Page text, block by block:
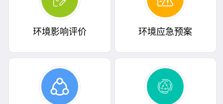
环境影响评价 环境应急预案